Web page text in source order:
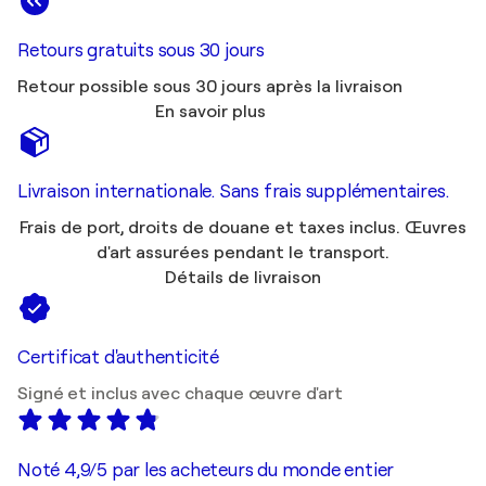
Retours gratuits sous 30 jours
Retour possible sous 30 jours après la livraison
En savoir plus
Livraison internationale. Sans frais supplémentaires.
Frais de port, droits de douane et taxes inclus. Œuvres
d'art assurées pendant le transport.
Détails de livraison
Certificat d'authenticité
Signé et inclus avec chaque œuvre d'art
Noté 4,9/5 par les acheteurs du monde entier